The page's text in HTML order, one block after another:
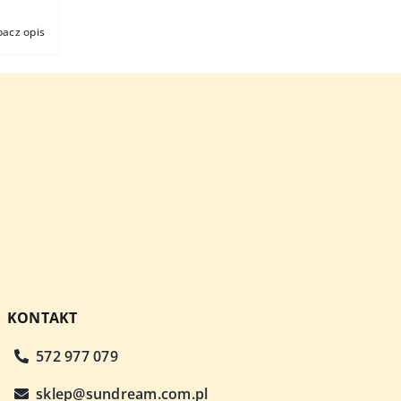
opis
KONTAKT
572 977 079
sklep@sundream.com.pl